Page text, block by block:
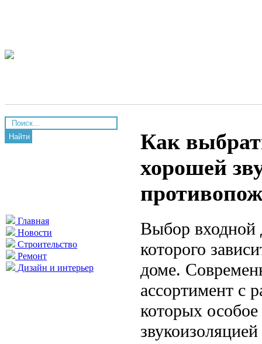
Найти
Главная
Новости
Строительство
Ремонт
Дизайн и интерьер
Как
хорошей
Выбор входной
которого
доме.
ассортимент с
которых